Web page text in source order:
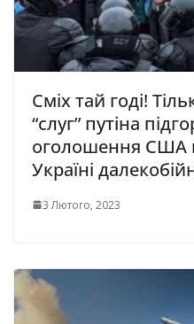
Сміх тай годі!
“слуг” путіна
оголошення США
Україні
3 Лютого, 2023